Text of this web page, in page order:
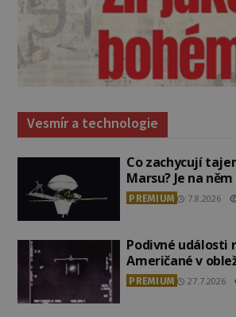
Vesmír a technologie
Co zachycují
Marsu? Je na
PREMIUM 7.8.2026
Podivné události
Američané v
PREMIUM 27.7.2026